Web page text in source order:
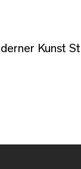
Kunst